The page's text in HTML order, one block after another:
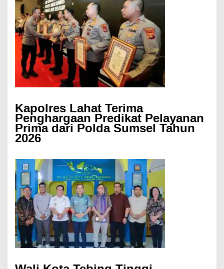
Kapolres Lahat Terima
Penghargaan Predikat Pelayanan
Prima dari Polda Sumsel Tahun
2026